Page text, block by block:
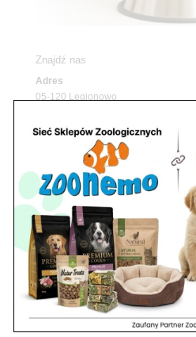
Znajdź nas
Adres
05-120 Legionowo
pawilon 134
tel./fax. 22 784 71 96
Godziny pracy
pon. – piąt. 10.00 – 19.00
sob. 10.00 – 15.00
niedz. zamknięte
Adres
05-100 Nowy Dwór Mazowiecki
ul. Leśna 2
tel. 503 900 215